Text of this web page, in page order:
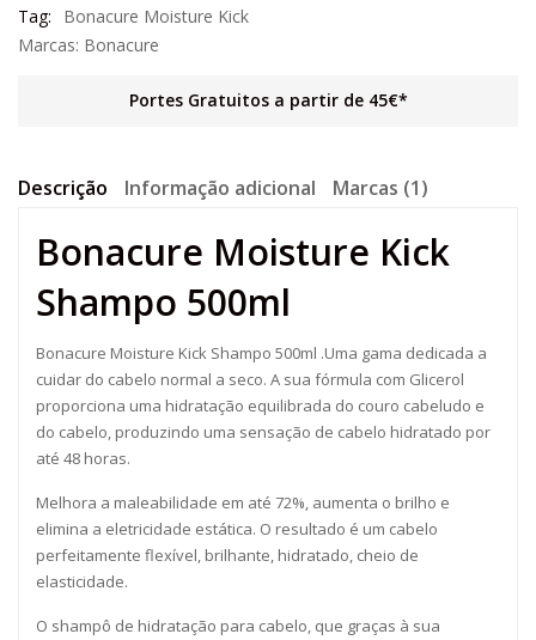
Tag:
Bonacure Moisture Kick
Marcas: Bonacure
Portes Gratuitos a partir de 45€*
Descrição Informação adicional Marcas (1)
Bonacure Moisture Kick
Shampo 500ml
Bonacure Moisture Kick Shampo 500ml .Uma gama dedicada a
cuidar do cabelo normal a seco. A sua fórmula com Glicerol
proporciona uma hidratação equilibrada do couro cabeludo e
do cabelo, produzindo uma sensação de cabelo hidratado por
até 48 horas.
Melhora a maleabilidade em até 72%, aumenta o brilho e
elimina a eletricidade estática. O resultado é um cabelo
perfeitamente flexível, brilhante, hidratado, cheio de
elasticidade.
O shampô de hidratação para cabelo, que graças à sua